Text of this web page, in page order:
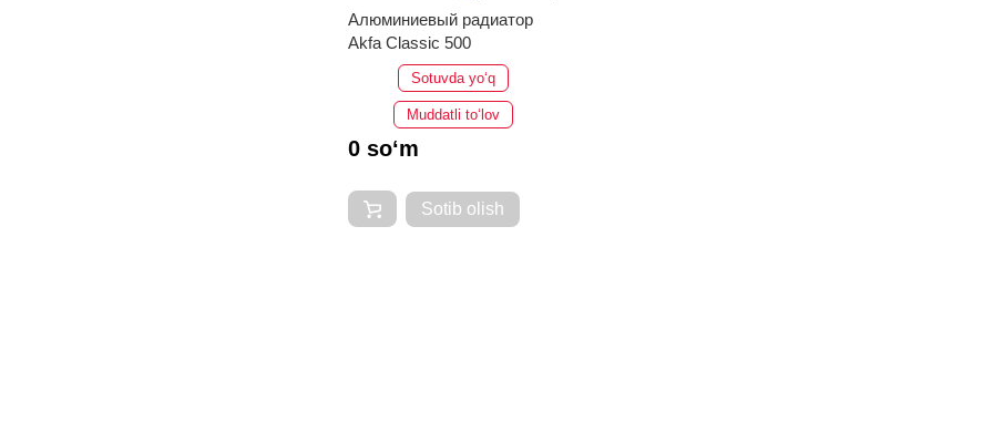
Алюминиевый радиатор
Akfa Classic 500
Sotuvda yo‘q
Muddatli to‘lov
0 so‘m
Sotib olish